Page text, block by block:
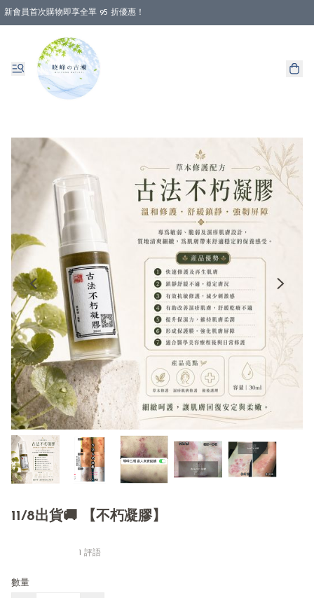
新會員首次購物即享全單 95 折優惠！
消費即享全單 88 折優惠！
11/8出貨🚚 【不朽凝膠】
1 評語
數量